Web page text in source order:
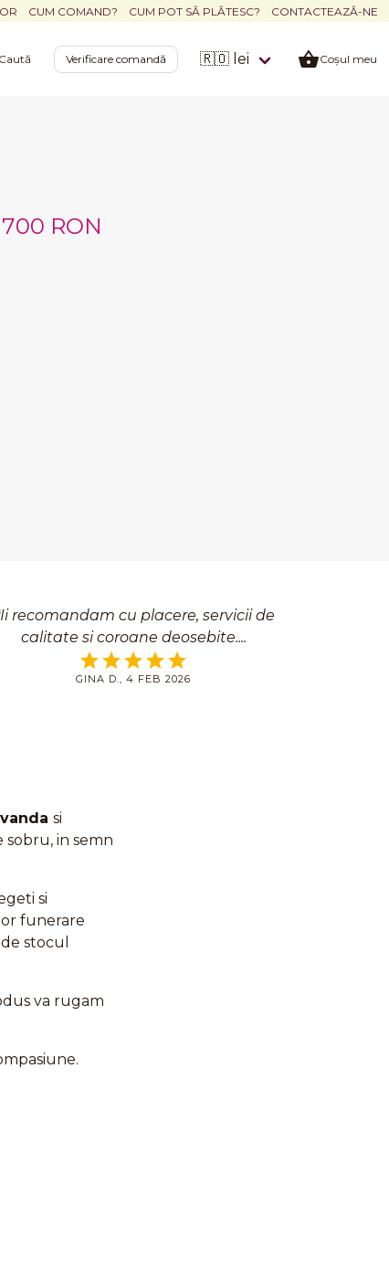
CUM COMAND? CUM POT SĂ PLĂTESC? CONTACTEAZĂ-NE
Caută Verificare comandă 🇷🇴 lei Coșul meu
RON
Ii recomandam cu placere, servicii de
calitate si coroane deosebite.
GINA D., 4 FEB 2026
si
in semn
si
funerare
stocul
va rugam